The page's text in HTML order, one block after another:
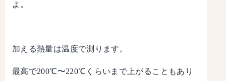
よ。
加える熱量は温度で測ります。
最高で200℃〜220℃くらいまで上がることもあり